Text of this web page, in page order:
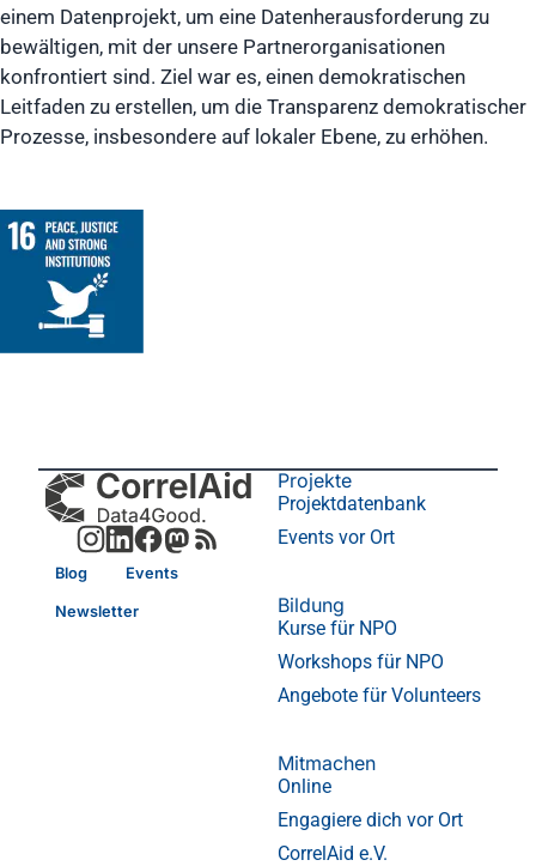
einem Datenprojekt, um eine Datenherausforderung zu
bewältigen, mit der unsere Partnerorganisationen
konfrontiert sind. Ziel war es, einen demokratischen
Leitfaden zu erstellen, um die Transparenz demokratischer
Prozesse, insbesondere auf lokaler Ebene, zu erhöhen.
Blog Events
Newsletter
Projekte
Projektdatenbank
Events vor Ort
Bildung
Kurse für NPO
Workshops für NPO
Angebote für Volunteers
Mitmachen
Online
Engagiere dich vor Ort
CorrelAid e.V.